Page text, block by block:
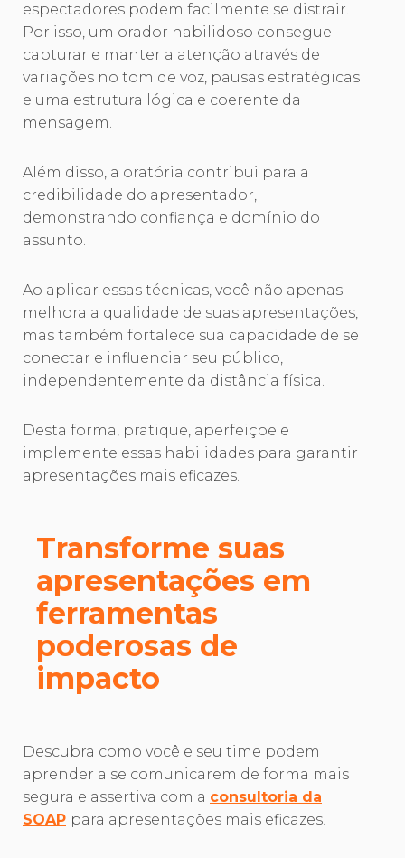
espectadores podem facilmente se distrair.
Por isso, um orador habilidoso consegue
capturar e manter a atenção através de
variações no tom de voz, pausas estratégicas
e uma estrutura lógica e coerente da
mensagem.
Além disso, a oratória contribui para a
credibilidade do apresentador,
demonstrando confiança e domínio do
assunto.
Ao aplicar essas técnicas, você não apenas
melhora a qualidade de suas apresentações,
mas também fortalece sua capacidade de se
conectar e influenciar seu público,
independentemente da distância física.
Desta forma, pratique, aperfeiçoe e
implemente essas habilidades para garantir
apresentações mais eficazes.
Transforme suas
apresentações em
ferramentas
poderosas de
impacto
Descubra como você e seu time podem
aprender a se comunicarem de forma mais
segura e assertiva com a consultoria da
SOAP para apresentações mais eficazes!